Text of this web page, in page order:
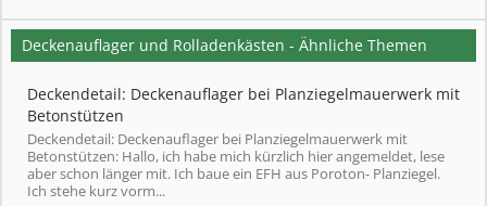
Deckenauflager und Rolladenkästen - Ähnliche Themen
Deckendetail: Deckenauflager bei Planziegelmauerwerk mit
Betonstützen
Deckendetail: Deckenauflager bei Planziegelmauerwerk mit
Betonstützen: Hallo, ich habe mich kürzlich hier angemeldet, lese
aber schon länger mit. Ich baue ein EFH aus Poroton- Planziegel.
Ich stehe kurz vorm...